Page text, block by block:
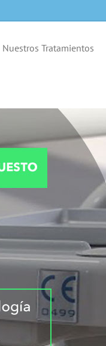
Nuestros Tratamientos